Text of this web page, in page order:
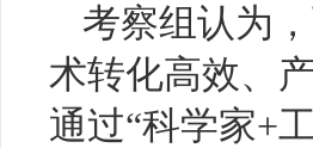
考察组认为
术转化高效、
通过“科学家+